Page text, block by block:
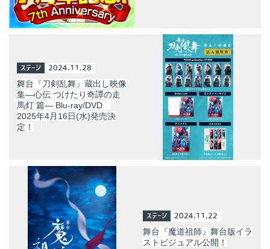
ステージ 2024.11.28
舞台『刀剣乱舞』蔵出し映像
集—心伝 つけたり奇譚の走
馬灯 篇— Blu-ray/DVD
2025年4月16日(水)発売決
定！
ステージ 2024.11.22
舞台『魔道祖師』舞台版イラ
ストビジュアル公開！